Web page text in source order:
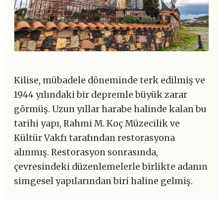
Kilise, mübadele döneminde terk edilmiş ve
1944 yılındaki bir depremle büyük zarar
görmüş. Uzun yıllar harabe halinde kalan bu
tarihi yapı, Rahmi M. Koç Müzecilik ve
Kültür Vakfı tarafından restorasyona
alınmış. Restorasyon sonrasında,
çevresindeki düzenlemelerle birlikte adanın
simgesel yapılarından biri haline gelmiş.